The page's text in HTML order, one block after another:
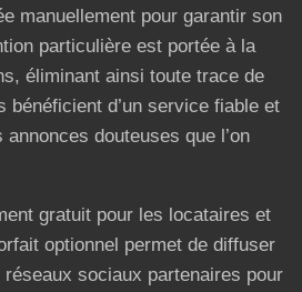
manuellement pour garantir son
particulière est portée à la
éliminant ainsi toute trace de
bénéficient d’un service fiable et
douteuses que l’on
gratuit pour les locataires et
optionnel permet de diffuser
sociaux partenaires pour